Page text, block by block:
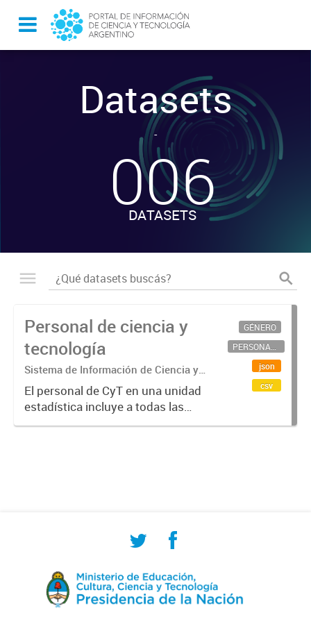
Datasets
-
006
DATASETS
Personal de ciencia y
tecnología
Sistema de Información de Ciencia y
Tecnología Argentino (SICYTAR)
El personal de CyT en una unidad
estadística incluye a todas las
personas involucradas
GÉNERO
PERSONAL CIENTÍFICO-TECNOLÓGICO
json
csv